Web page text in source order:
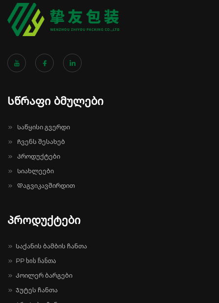
Სწრაფი ბმულები
Საწყისი გვერდი
Ჩვენს შესახებ
Პროდუქტები
Სიახლეები
Დაგვიკავშირდით
Პროდუქტები
Საქანის ბამბის ჩანთა
PP ხის ჩანთა
Კოილერ ბარგები
Ჯუტეს ჩანთა